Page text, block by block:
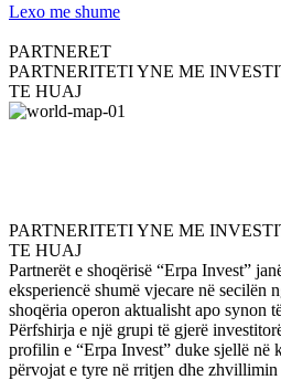
Lexo me shume
PARTNERET
PARTNERITETI YNE ME
TE HUAJ
PARTNERITETI YNE ME
TE HUAJ
Partnerët e shoqërisë “Erpa Invest”
eksperiencë shumë vjecare në secilën
shoqëria operon aktualisht apo synon
Përfshirja e një grupi të gjerë
profilin e “Erpa Invest” duke sjellë në
përvojat e tyre në rritjen dhe